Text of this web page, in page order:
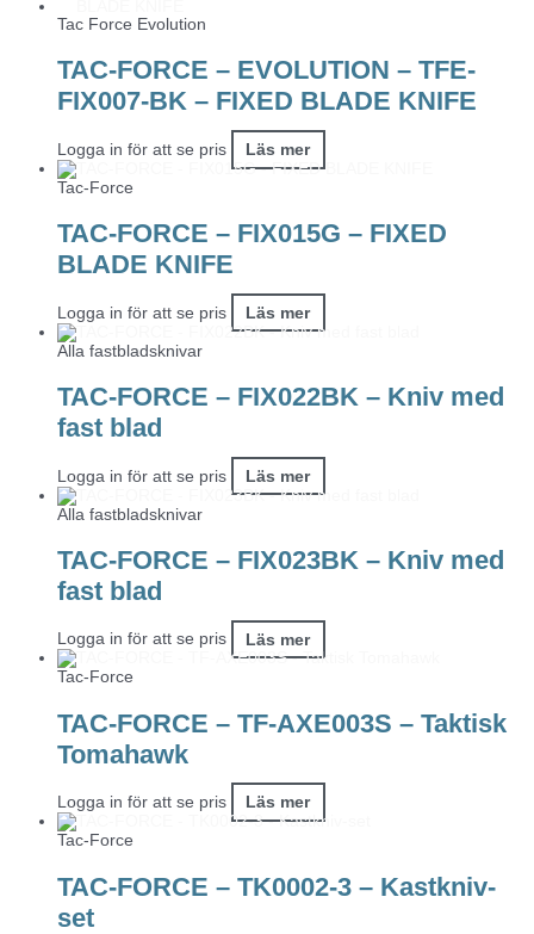
Tac Force Evolution
TAC-FORCE – EVOLUTION – TFE-
FIX007-BK – FIXED BLADE KNIFE
Logga in för att se pris Läs mer
Tac-Force
TAC-FORCE – FIX015G – FIXED
BLADE KNIFE
Logga in för att se pris Läs mer
Alla fastbladsknivar
TAC-FORCE – FIX022BK – Kniv med
fast blad
Logga in för att se pris Läs mer
Alla fastbladsknivar
TAC-FORCE – FIX023BK – Kniv med
fast blad
Logga in för att se pris Läs mer
Tac-Force
TAC-FORCE – TF-AXE003S – Taktisk
Tomahawk
Logga in för att se pris Läs mer
Tac-Force
TAC-FORCE – TK0002-3 – Kastkniv-
set